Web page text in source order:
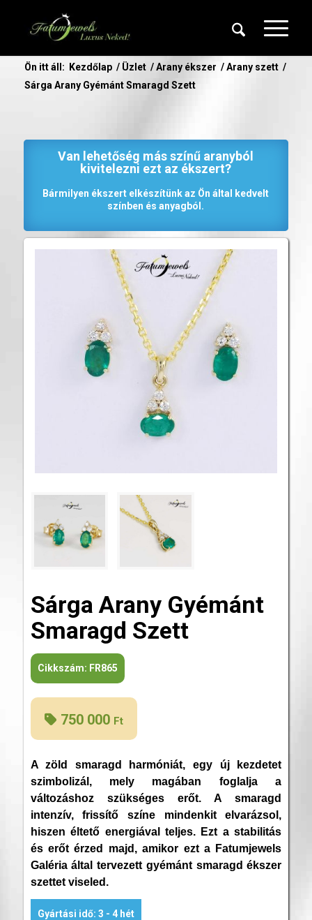
Ön itt áll: Kezdőlap / Üzlet / Arany ékszer / Arany szett /
Sárga Arany Gyémánt Smaragd Szett
Van lehetőség más színű aranyból
kivitelezni ezt az ékszert?
Bármilyen ékszert elkészítünk az Ön által kedvelt
színben és anyagból.
Sárga Arany Gyémánt
Smaragd Szett
Cikkszám: FR865
750 000 Ft
A zöld smaragd harmóniát, egy új kezdetet
szimbolizál, mely magában foglalja a
változáshoz szükséges erőt. A smaragd
intenzív, frissítő színe mindenkit elvarázsol,
hiszen éltető energiával teljes. Ezt a stabilitás
és erőt érzed majd, amikor ezt a Fatumjewels
Galéria által tervezett gyémánt smaragd ékszer
szettet viseled.
Gyártási idő: 3 - 4 hét